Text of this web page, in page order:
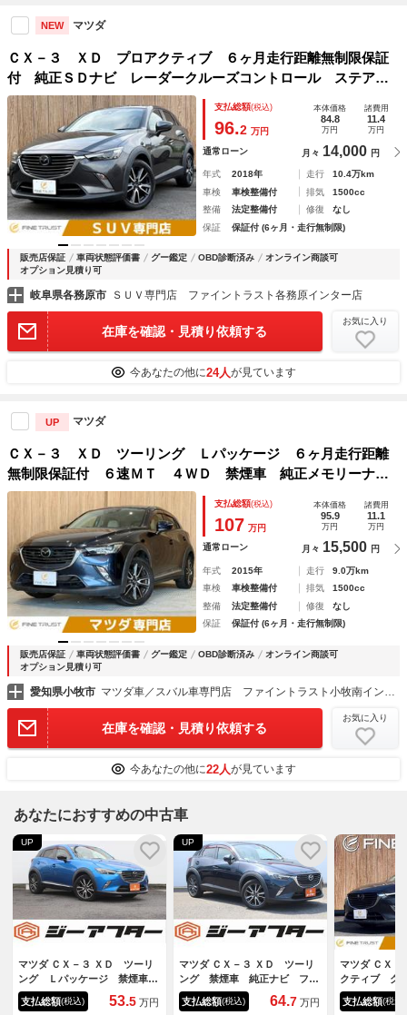
NEW マツダ
ＣＸ－３ ＸＤ プロアクティブ ６ヶ月走行距離無制限保証
付 純正ＳＤナビ レーダークルーズコントロール ステアリ
ングヒーター シートヒーター コーナーセンサー 禁煙車
ＥＴＣ 衝突軽減ブレーキ ハーフレザー ブルートゥース
支払総額(税込)
96.2 万円
本体価格
84.8
万円
諸費用
11.4
万円
通常ローン 月々 14,000 円
年式 2018年 走行
10.4万km
車検
車検整備付 排気
1500cc
整備
法定整備付 修復
なし
保証
保証付 (6ヶ月・走行無制限)
販売店保証 車両状態評価書 グー鑑定 OBD診断済み
オンライン商談可
オプション見積り可
岐阜県各務原市 ＳＵＶ専門店 ファイントラスト各務原インター店
在庫を確認・見積り依頼する
お気に入り
今あなたの他に24人が見ています
UP マツダ
ＣＸ－３ ＸＤ ツーリング Ｌパッケージ ６ヶ月走行距離
無制限保証付 ６速ＭＴ ４ＷＤ 禁煙車 純正メモリーナ
ビ 衝突軽減 ＢＯＳＥサウンド レーダークルーズ バック
カメラ フルセグ Ｂｌｕｅｔｏｏｔｈ シートヒーター Ｂ
ＯＳＥサブウーファー
支払総額(税込)
107 万円
本体価格
95.9
万円
諸費用
11.1
万円
通常ローン 月々 15,500 円
年式 2015年 走行
9.0万km
車検
車検整備付 排気
1500cc
整備
法定整備付 修復
なし
保証
保証付 (6ヶ月・走行無制限)
販売店保証 車両状態評価書 グー鑑定 OBD診断済み
オンライン商談可
オプション見積り可
愛知県小牧市 マツダ車／スバル車専門店 ファイントラスト小牧南インター店
在庫を確認・見積り依頼する
お気に入り
今あなたの他に22人が見ています
あなたにおすすめの中古車
UP
マツダ ＣＸ－３ ＸＤ ツーリ
ング Ｌパッケージ 禁煙車
ＢＯＳＥサウンド 純正ナビ
地デジ バックカメラ シート
支払総額(税込) 53.5 万円
UP
マツダ ＣＸ－３ ＸＤ ツーリ
ング 禁煙車 純正ナビ フル
セグＴＶ ブラインドスポット
モニター 純正１８インチアル
支払総額(税込) 64.7 万円
マツダ ＣＸ
クティブ グ
み ディーゼ
Ｄナビ レー
支払総額(税込)